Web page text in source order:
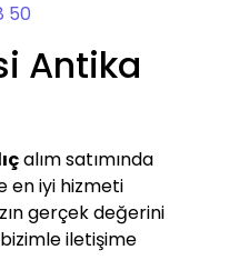
50
Antika
alım satımında
en iyi hizmeti
gerçek değerini
iletişime